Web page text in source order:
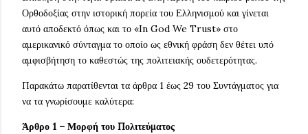
Ορθοδοξίας στην ιστορική πορεία του Ελληνισμού και γίνεται
αυτό αποδεκτό όπως και το «In God We Trust» στο
αμερικανικό σύνταγμα το οποίο ως εθνική φράση δεν θέτει υπό
αμφισβήτηση το καθεστώς της πολιτειακής ουδετερότητας.
Παρακάτω παρατίθενται τα άρθρα 1 έως 29 του Συντάγματος για
να τα γνωρίσουμε καλύτερα:
Άρθρο 1 – Μορφή του Πολιτεύματος